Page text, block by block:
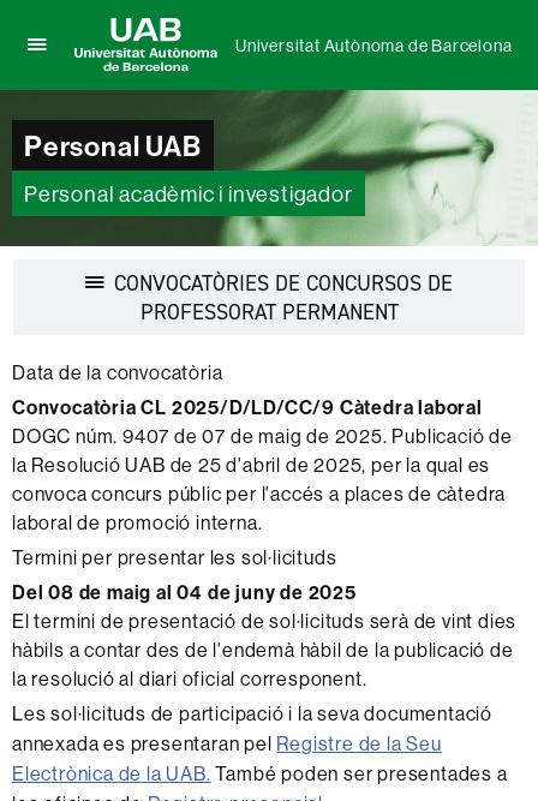
per
desplegar
el
menú
de
Universitat
Barcelona
Autònoma
de
Universitat Autònoma de Barcelona
Personal UAB
Personal acadèmic i investigador
CONVOCATÒRIES DE CONCURSOS DE
PROFESSORAT PERMANENTDesplegar
Data de la convocatòria
Convocatòria CL 2025/D/LD/CC/9 Càtedra laboral
DOGC núm. 9407 de 07 de maig de 2025. Publicació de
la Resolució UAB de 25 d'abril de 2025, per la qual es
convoca concurs públic per l'accés a places de càtedra
laboral de promoció interna.
Termini per presentar les sol·licituds
Del 08 de maig al 04 de juny de 2025
El termini de presentació de sol·licituds serà de vint dies
hàbils a contar des de l'endemà hàbil de la publicació de
la resolució al diari oficial corresponent.
Les sol·licituds de participació i la seva documentació
annexada es presentaran pel Registre de la Seu
Electrònica de la UAB. També poden ser presentades a